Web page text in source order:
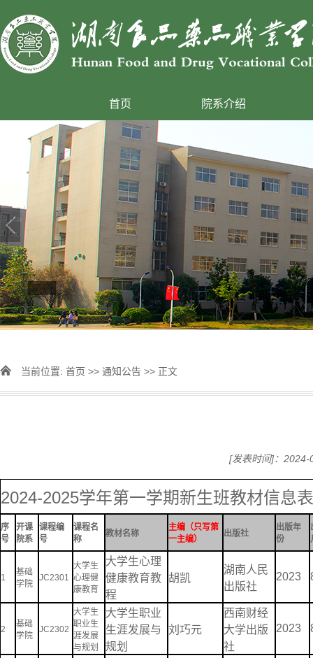
首页 院系介绍
当前位置: 首页 >> 通知公告 >> 正文
[发表时间]：
2024-2025学年第一学期新生班教材信息表
序
号
开课
院系
课程编
号
课程名
称
教材名称
主编（只写第
一主编）
出版社
出版年
份
1
基础
学院
JC2301
大学生
心理健
康教育
大学生心理
健康教育教
程
胡凯
湖南人民
出版社
2023
2
基础
学院
JC2302
大学生
职业生
涯发展
与规划
大学生职业
生涯发展与
规划
刘巧元
西南财经
大学出版
社
2023